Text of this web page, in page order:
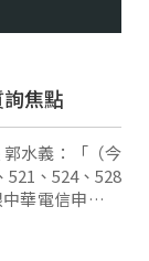
焦點
郭水義：「（今
、524、528
華電信申請手
的集會遊行相